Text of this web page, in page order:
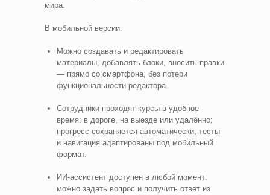
мира.
В мобильной версии:
Можно создавать и редактировать
материалы, добавлять блоки, вносить правки
— прямо со смартфона, без потери
функциональности редактора.
Сотрудники проходят курсы в удобное
время: в дороге, на выезде или удалённо;
прогресс сохраняется автоматически, тесты
и навигация адаптированы под мобильный
формат.
ИИ‑ассистент доступен в любой момент:
можно задать вопрос и получить ответ из